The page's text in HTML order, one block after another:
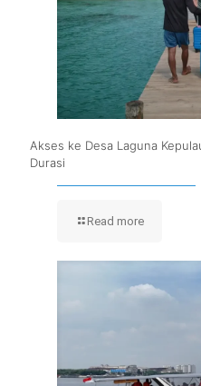
Akses ke Desa Laguna
Durasi
Read more